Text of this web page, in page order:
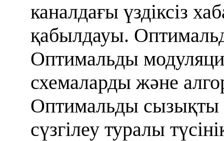
каналдағы үздіксіз
қабылдауы.
Оптимальды
схемаларды және
Оптимальды сызықты
сүзгілеу туралы